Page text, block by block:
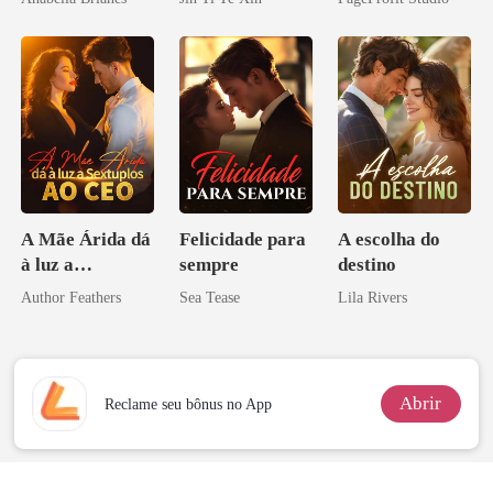
A Mãe Árida dá
à luz a
Sextuplos ao
Author Feathers
Felicidade para
sempre
Sea Tease
A escolha do
destino
Lila Rivers
Reclame seu bônus no App Abrir